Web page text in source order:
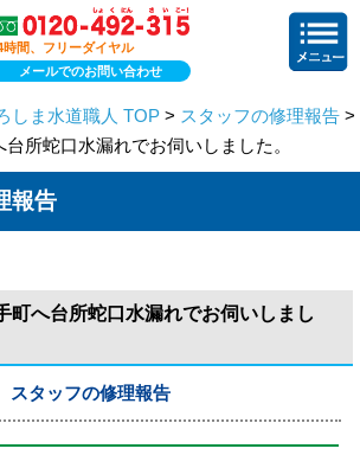
時間、フリーダイヤル
メールでのお問い合わせ
しま水道職人 TOP > スタッフの修理報告 >
所蛇口水漏れでお伺いしました。
報告
町へ台所蛇口水漏れでお伺いしまし
スタッフの修理報告